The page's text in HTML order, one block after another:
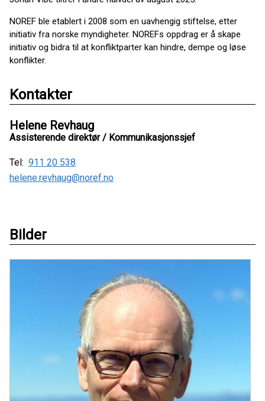
NOREF ble etablert i 2008 som en uavhengig stiftelse, etter
initiativ fra norske myndigheter. NOREFs oppdrag er å skape
initiativ og bidra til at konfliktparter kan hindre, dempe og løse
konflikter.
Kontakter
Helene Revhaug
Assisterende direktør / Kommunikasjonssjef
Tel: 911 20 538
helene.revhaug@noref.no
Bilder